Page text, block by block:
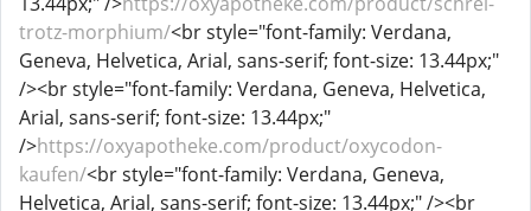
trotz-morphium/<br style="font-family: Verdana,
Geneva, Helvetica, Arial, sans-serif; font-size: 13.44px;"
/><br style="font-family: Verdana, Geneva, Helvetica,
Arial, sans-serif; font-size: 13.44px;"
/>https://oxyapotheke.com/product/oxycodon-
kaufen/<br style="font-family: Verdana, Geneva,
Helvetica, Arial, sans-serif; font-size: 13.44px;" /><br